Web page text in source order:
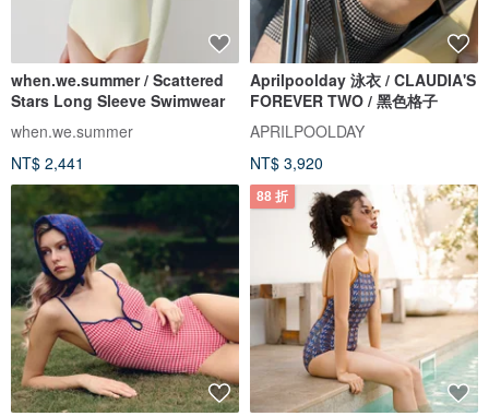
when.we.summer / Scattered
Stars Long Sleeve Swimwear
when.we.summer
NT$ 2,441
Aprilpoolday 泳衣 / CLAUDIA'S
FOREVER TWO / 黑色格子
APRILPOOLDAY
NT$ 3,920
88 折